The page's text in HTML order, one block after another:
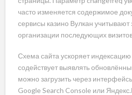
часто изменяется содержимое
сервисы казино Вулкан учитывают
организации последующих
Схема сайта ускоряет
содействует выявлять
можно загрузить через
Google Search Console или